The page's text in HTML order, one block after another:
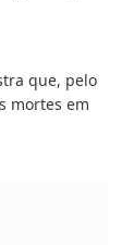
que, pelo
mortes em